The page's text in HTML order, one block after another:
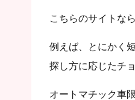
こちらのサイトな
例えば、とにかく
探し方に応じたチ
オートマチック車